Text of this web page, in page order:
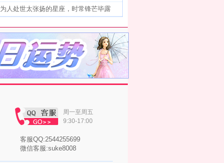
为人处世太张扬的星座，时常锋芒毕露
周一至周五
9:30-17:00
客服QQ:2544255699
微信客服:suke8008